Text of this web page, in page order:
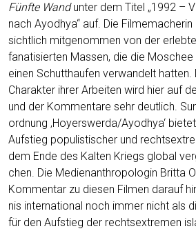
Fünf­te Wandunter dem Titel „1992 –
nach Ayod­hya“ auf. Die
sicht­lich mit­ge­nom­men von der
fana­ti­sier­ten Mas­sen, die die Moschee
einen Schutt­hau­fen ver­wan­delt hat­ten.
Cha­rak­ter ihrer Arbei­ten wird hier auf
und der Kom­men­ta­re sehr deut­lich.
ord­nung ‚Hoyerswerda/Ayodhya‘
Auf­stieg popu­lis­ti­scher und
dem Ende des Kal­ten Kriegs glo­bal
chen. Die Medi­en­an­thro­po­lo­gin Brit­ta
Kom­men­tar zu die­sen Fil­men dar­auf
nis inter­na­tio­nal noch immer nicht als
für den Auf­stieg der rechts­extre­men